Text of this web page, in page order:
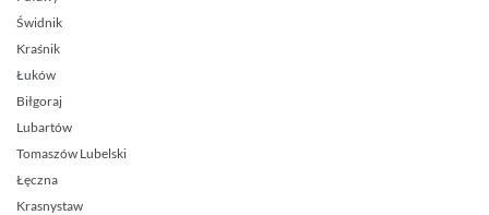
Świdnik
Kraśnik
Łuków
Biłgoraj
Lubartów
Tomaszów Lubelski
Łęczna
Krasnystaw